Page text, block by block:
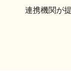
連携機関が